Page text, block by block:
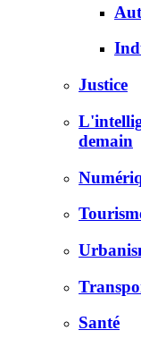
Justice
demain
Santé